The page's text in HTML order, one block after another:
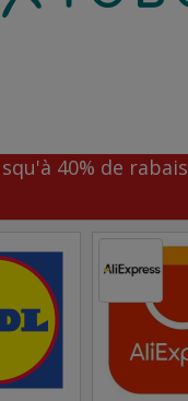
40% de rabais